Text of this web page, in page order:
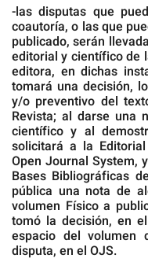
-las disputas que
coautoría, o las que
publicado, serán
editorial y científico de
editora, en dichas
tomará una decisión,
y/o preventivo del
Revista; al darse una
científico y al
solicitará a la
Open Journal System,
Bases Bibliográficas
pública una nota de
volumen Físico a
tomó la decisión, en
espacio del volumen
disputa, en el OJS.